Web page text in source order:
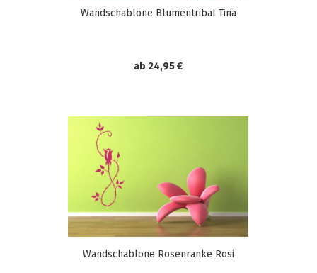
Wandschablone Blumentribal Tina
ab 24,95 €
Wandschablone Rosenranke Rosi